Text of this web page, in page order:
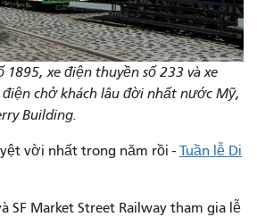
1895, xe điện thuyền số 233 và xe
điện chở khách lâu đời nhất nước Mỹ,
Building.
vời nhất trong năm rồi - Tuần lễ Di
SF Market Street Railway tham gia lễ